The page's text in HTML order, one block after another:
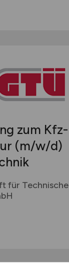
zum Kfz-
(m/w/d)
für Technische